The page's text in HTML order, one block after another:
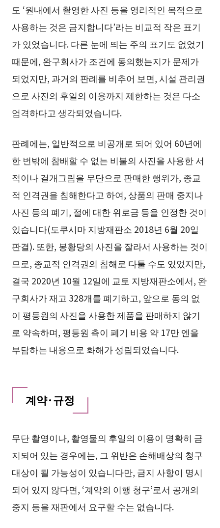
도 ‘원내에서 촬영한 사진 등을 영리적인 목적으로
사용하는 것은 금지합니다’라는 비교적 작은 표기
가 있었습니다. 다른 눈에 띄는 주의 표기도 없었기
때문에, 완구회사가 조건에 동의했는지가 문제가
되었지만, 과거의 판례를 비추어 보면, 시설 관리권
으로 사진의 후일의 이용까지 제한하는 것은 다소
엄격하다고 생각되었습니다.
판례에는, 일반적으로 비공개로 되어 있어 60년에
한 번밖에 참배할 수 없는 비불의 사진을 사용한 서
적이나 걸개그림을 무단으로 판매한 행위가, 종교
적 인격권을 침해한다고 하여, 상품의 판매 중지나
사진 등의 폐기, 절에 대한 위로금 등을 인정한 것이
있습니다(도쿠시마 지방재판소 2018년 6월 20일
판결). 또한, 봉황당의 사진을 잘라서 사용하는 것이
므로, 종교적 인격권의 침해로 다툴 수도 있었지만,
결국 2020년 10월 12일에 교토 지방재판소에서, 완
구회사가 재고 328개를 폐기하고, 앞으로 동의 없
이 평등원의 사진을 사용한 제품을 판매하지 않기
로 약속하며, 평등원 측이 폐기 비용 약 17만 엔을
부담하는 내용으로 화해가 성립되었습니다.
계약·규정
무단 촬영이나, 촬영물의 후일의 이용이 명확히 금
지되어 있는 경우에는, 그 위반은 손해배상의 청구
대상이 될 가능성이 있습니다만, 금지 사항이 명시
되어 있지 않다면, ‘계약의 이행 청구’로서 공개의
중지 등을 재판에서 요구할 수는 없습니다.